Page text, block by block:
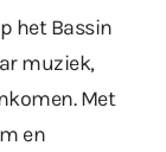
het Bassin
muziek,
Met
en